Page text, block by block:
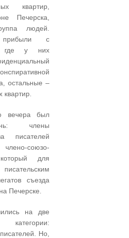
квартир,
Печер­ска,
людей.
с
где у них
остальные –
квартир.
вечера был
члены
писателей
союзо-
для
съезда
Печерске.
на две
категории:
Но,